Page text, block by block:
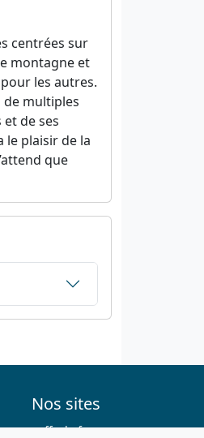
centrées sur
montagne et
les autres.
de multiples
de ses
le plaisir de la
que
Nos sites
ffvelo.fr